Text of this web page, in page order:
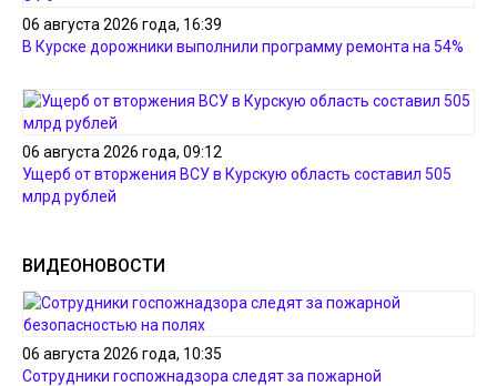
06 августа 2026 года, 16:39
В Курске дорожники выполнили программу ремонта на 54%
06 августа 2026 года, 09:12
Ущерб от вторжения ВСУ в Курскую область составил 505
млрд рублей
ВИДЕОНОВОСТИ
06 августа 2026 года, 10:35
Сотрудники госпожнадзора следят за пожарной